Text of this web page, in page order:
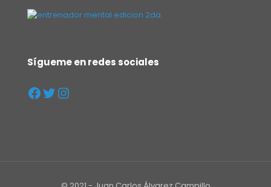
Sígueme en redes sociales